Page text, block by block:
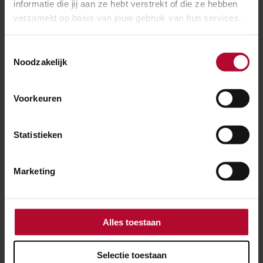
informatie die jij aan ze hebt verstrekt of die ze hebben
verzameld op basis van jouw gebruik van hun services.
Noodzakelijk
Voorkeuren
Statistieken
Marketing
Alles toestaan
Selectie toestaan
Meer nieuws